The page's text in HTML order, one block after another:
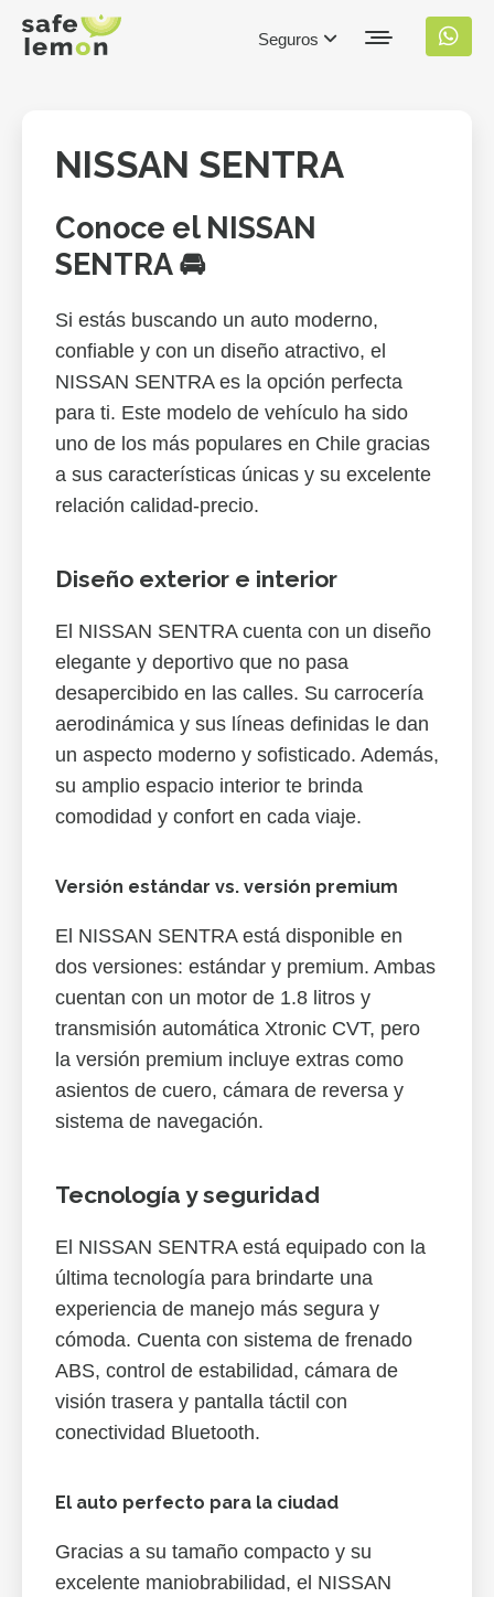
Seguros
NISSAN SENTRA
Conoce el NISSAN
SENTRA 🚘
Si estás buscando un auto moderno,
confiable y con un diseño atractivo, el
NISSAN SENTRA es la opción perfecta
para ti. Este modelo de vehículo ha sido
uno de los más populares en Chile gracias
a sus características únicas y su excelente
relación calidad-precio.
Diseño exterior e interior
El NISSAN SENTRA cuenta con un diseño
elegante y deportivo que no pasa
desapercibido en las calles. Su carrocería
aerodinámica y sus líneas definidas le dan
un aspecto moderno y sofisticado. Además,
su amplio espacio interior te brinda
comodidad y confort en cada viaje.
Versión estándar vs. versión premium
El NISSAN SENTRA está disponible en
dos versiones: estándar y premium. Ambas
cuentan con un motor de 1.8 litros y
transmisión automática Xtronic CVT, pero
la versión premium incluye extras como
asientos de cuero, cámara de reversa y
sistema de navegación.
Tecnología y seguridad
El NISSAN SENTRA está equipado con la
última tecnología para brindarte una
experiencia de manejo más segura y
cómoda. Cuenta con sistema de frenado
ABS, control de estabilidad, cámara de
visión trasera y pantalla táctil con
conectividad Bluetooth.
El auto perfecto para la ciudad
Gracias a su tamaño compacto y su
excelente maniobrabilidad, el NISSAN